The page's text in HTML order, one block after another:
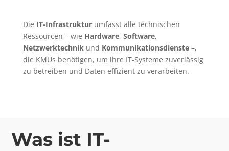
Die IT-Infrastrukturumfasst alle technischen
Ressourcen – wie Hardware, Software,
Netzwerktechnik und Kommunikationsdienste–,
die KMUs benötigen, um ihre IT-Systeme zuverlässig
zu betreiben und Daten effizient zu verarbeiten.
Was ist IT-